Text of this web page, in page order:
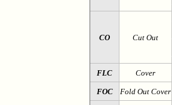
CO Cut Out
FLC Cover
FOC Fold Out Cover